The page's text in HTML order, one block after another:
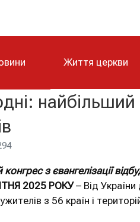
Життя церкви
найбільший
з євангелізації
2025 РОКУ– Від України
з 56 країн і